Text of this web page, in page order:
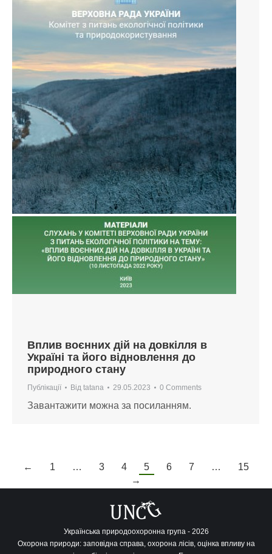
Вплив воєнних дій на довкілля в
Україні та його відновлення до
природного стану
Публікації Від tatana 29.05.2023 0 Comments
Завантажити можна за посиланням.
← 1 … 3 4 5 6 7 …
15
→
Українська природоохоронна група - 2026
Охорона природи: заповідна справа, охорона лісів, оцінка впливу на